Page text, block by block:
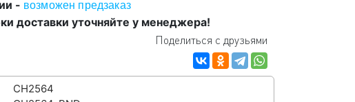
- возможен предзаказ
доставки уточняйте у менеджера!
Поделиться с друзьями
CH2564